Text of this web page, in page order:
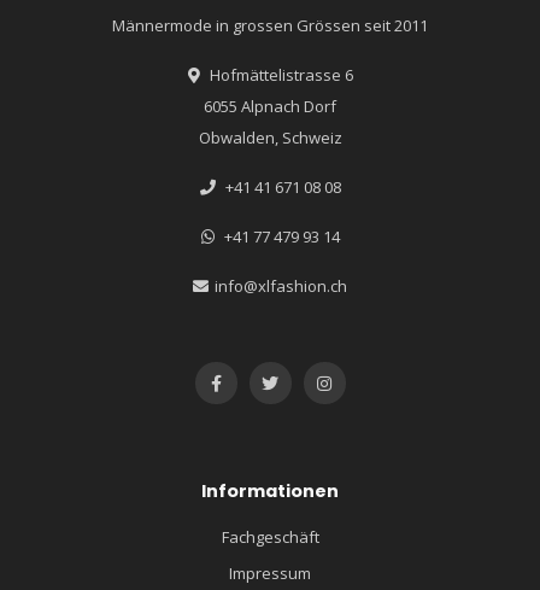
Männermode in grossen Grössen seit 2011
Hofmättelistrasse 6
6055 Alpnach Dorf
Obwalden, Schweiz
+41 41 671 08 08
+41 77 479 93 14
info@xlfashion.ch
Informationen
Fachgeschäft
Impressum